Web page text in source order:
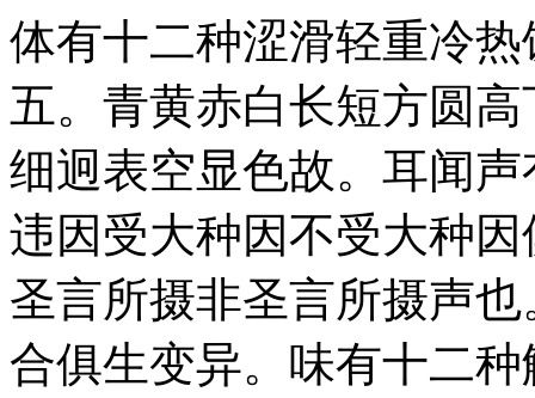
体有十二种涩滑轻重冷
五。青黄赤白长短方圆
细迥表空显色故。耳闻
违因受大种因不受大种
圣言所摄非圣言所摄声
合俱生变异。味有十二